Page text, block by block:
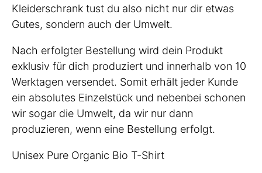
Kleiderschrank tust du also nicht nur dir etwas
Gutes, sondern auch der Umwelt.
Nach erfolgter Bestellung wird dein Produkt
exklusiv für dich produziert und innerhalb von 10
Werktagen versendet. Somit erhält jeder Kunde
ein absolutes Einzelstück und nebenbei schonen
wir sogar die Umwelt, da wir nur dann
produzieren, wenn eine Bestellung erfolgt.
Unisex Pure Organic Bio T-Shirt